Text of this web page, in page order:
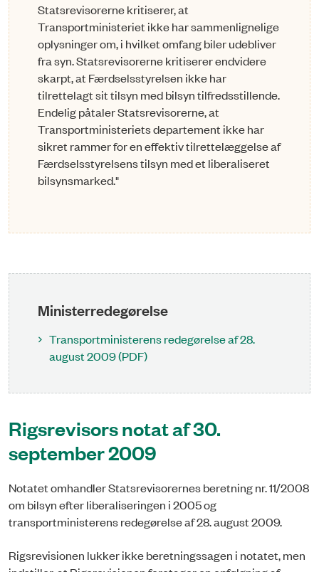
Statsrevisorerne kritiserer, at
Transportministeriet ikke har sammenlignelige
oplysnin­ger om, i hvilket omfang biler udebliver
fra syn. Statsrevisorerne kritiserer endvidere
skarpt, at Færdselsstyrelsen ikke har
tilrettelagt sit tilsyn med bilsyn tilfredsstillende.
Endelig påtaler Statsrevisorerne, at
Transportministeriets departement ikke har
sikret rammer for en effektiv tilrettelæggelse af
Færdselsstyrelsens tilsyn med et liberalise­ret
bilsynsmarked."
Ministerredegørelse
Transportministerens redegørelse af 28.
august 2009 (PDF)
Rigsrevisors notat af 30.
september 2009
Notatet omhandler Statsrevisorernes beretning nr. 11/2008
om bilsyn efter liberaliseringen i 2005 og
transportministerens redegørelse af 28. august 2009.
Rigsrevisionen lukker ikke beretningssagen i notatet, men